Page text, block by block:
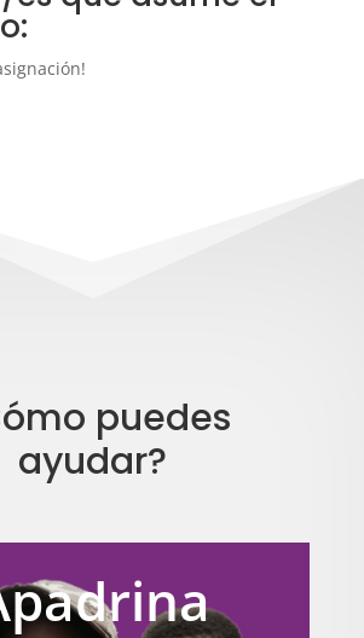
puedes
ayudar?